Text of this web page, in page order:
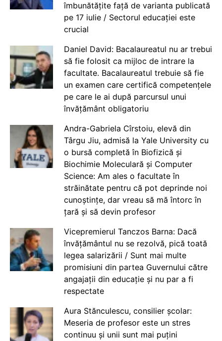
îmbunătățite față de varianta publicată
pe 17 iulie / Sectorul educației este
crucial
Daniel David: Bacalaureatul nu ar trebui
să fie folosit ca mijloc de intrare la
facultate. Bacalaureatul trebuie să fie
un examen care certifică competențele
pe care le ai după parcursul unui
învățământ obligatoriu
Andra-Gabriela Cîrstoiu, elevă din
Târgu Jiu, admisă la Yale University cu
o bursă completă în Biofizică și
Biochimie Moleculară și Computer
Science: Am ales o facultate în
străinătate pentru că pot deprinde noi
cunoștințe, dar vreau să mă întorc în
țară și să devin profesor
Vicepremierul Tanczos Barna: Dacă
învățământul nu se rezolvă, pică toată
legea salarizării / Sunt mai multe
promisiuni din partea Guvernului către
angajații din educație și nu par a fi
respectate
Aura Stănculescu, consilier școlar:
Meseria de profesor este un stres
continuu și unii sunt mai puțini